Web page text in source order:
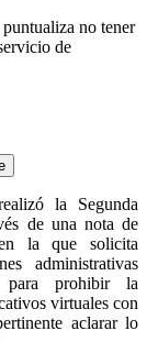
la Segunda
de una nota de
la que solicita
administrativas
para prohibir la
virtuales con
aclarar lo